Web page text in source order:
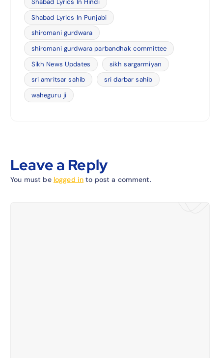
Shabad Lyrics In Hindi
Shabad Lyrics In Punjabi
shiromani gurdwara
shiromani gurdwara parbandhak committee
Sikh News Updates
sikh sargarmiyan
sri amritsar sahib
sri darbar sahib
waheguru ji
Leave a Reply
You must be logged in to post a comment.